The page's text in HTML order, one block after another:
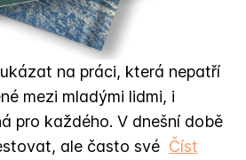
na práci, která nepatří
mezi mladými lidmi, i
pro každého. V dnešní době
ale často své Číst